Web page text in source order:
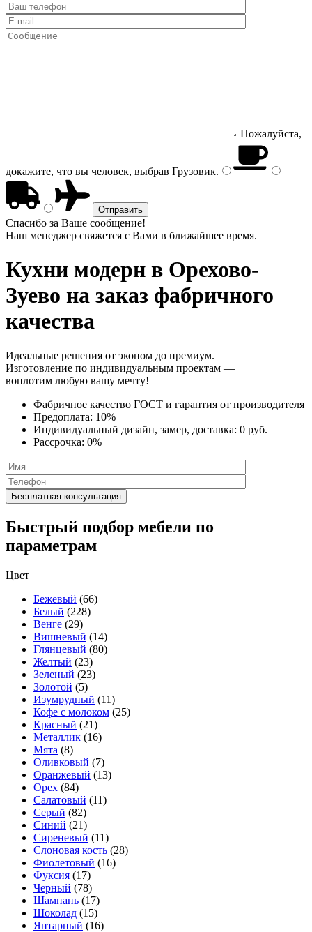
Пожалуйста,
докажите, что вы человек, выбрав Грузовик.
Спасибо за Ваше сообщение!
Наш менеджер свяжется с Вами в ближайшее время.
Кухни модерн в Орехово-
Зуево на заказ фабричного
качества
Идеальные решения от эконом до премиум.
Изготовление по индивидуальным проектам —
воплотим любую вашу мечту!
Фабричное качество ГОСТ и гарантия от производителя
Предоплата: 10%
Индивидуальный дизайн, замер, доставка: 0 руб.
Рассрочка: 0%
Быстрый подбор мебели по
параметрам
Цвет
Бежевый (66)
Белый (228)
Венге (29)
Вишневый (14)
Глянцевый (80)
Желтый (23)
Зеленый (23)
Золотой (5)
Изумрудный (11)
Кофе с молоком (25)
Красный (21)
Металлик (16)
Мята (8)
Оливковый (7)
Оранжевый (13)
Орех (84)
Салатовый (11)
Серый (82)
Синий (21)
Сиреневый (11)
Слоновая кость (28)
Фиолетовый (16)
Фуксия (17)
Черный (78)
Шампань (17)
Шоколад (15)
Янтарный (16)